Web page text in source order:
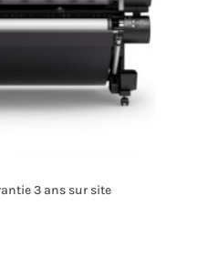
3 ans sur site